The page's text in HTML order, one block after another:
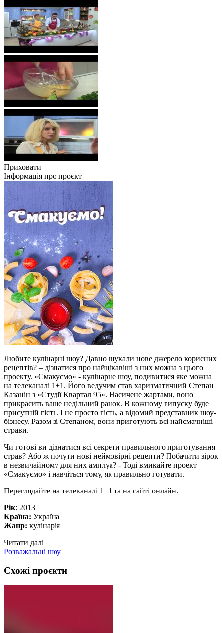
Приховати
Інформація про проєкт
Любите кулінарні шоу? Давно шукали нове джерело корисних
рецептів? – дізнатися про найцікавіші з них можна з цього
проекту. «Смакуємо» - кулінарне шоу, подивитися яке можна
на телеканалі 1+1. Його ведучим став харизматичний Степан
Казанін з «Студії Квартал 95». Насичене жартами, воно
прикрасить ваше недільний ранок. В кожному випуску буде
присутній гість. І не просто гість, а відомий представник шоу-
бізнесу. Разом зі Степаном, вони приготують всі найсмачніші
страви.
Чи готові ви дізнатися всі секрети правильного приготування
страв? Або ж почути нові неймовірні рецепти? Побачити зірок
в незвичайному для них амплуа? - Тоді вмикайте проект
«Смакуємо» і навчіться тому, як правильно готувати.
Переглядайте на телеканалі 1+1 та на сайті онлайн.
Рік: 2013
Країна: Україна
Жанр: кулінарія
Читати далі
Розважальні шоу
Схожі проєкти